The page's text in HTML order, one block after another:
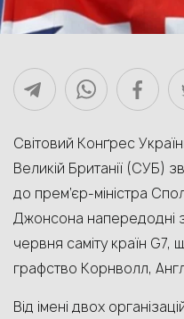
Світовий Конґрес
Великій Британії (СУБ)
до прем’єр-міністра
Джонсона напередодні
червня саміту країн
графство Корнволл,
Від імені двох